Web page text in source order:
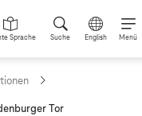
Sprache Suche English Menü
Tor